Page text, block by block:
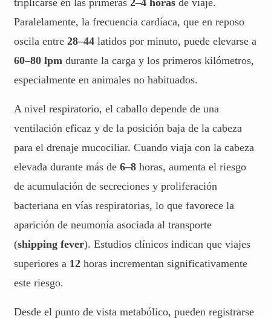
triplicarse en las primeras 2–4 horas de viaje.
Paralelamente, la frecuencia cardíaca, que en reposo
oscila entre 28–44 latidos por minuto, puede elevarse a
60–80 lpm durante la carga y los primeros kilómetros,
especialmente en animales no habituados.
A nivel respiratorio, el caballo depende de una
ventilación eficaz y de la posición baja de la cabeza
para el drenaje mucociliar. Cuando viaja con la cabeza
elevada durante más de 6–8 horas, aumenta el riesgo
de acumulación de secreciones y proliferación
bacteriana en vías respiratorias, lo que favorece la
aparición de neumonía asociada al transporte
(shipping fever). Estudios clínicos indican que viajes
superiores a 12 horas incrementan significativamente
este riesgo.
Desde el punto de vista metabólico, pueden registrarse